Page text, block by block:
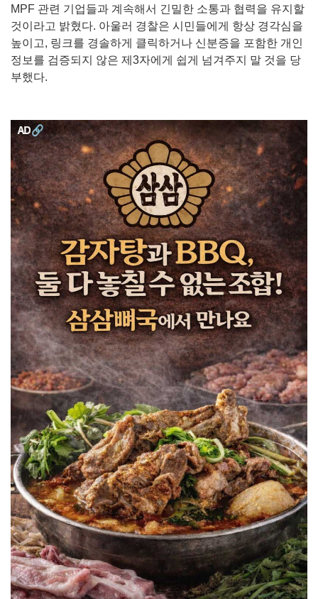
MPF 관련 기업들과 계속해서 긴밀한 소통과 협력을 유지할
것이라고 밝혔다. 아울러 경찰은 시민들에게 항상 경각심을
높이고, 링크를 경솔하게 클릭하거나 신분증을 포함한 개인
정보를 검증되지 않은 제3자에게 쉽게 넘겨주지 말 것을 당
부했다.